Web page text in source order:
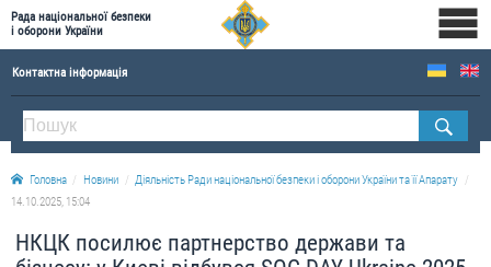
Рада національної безпеки
і оборони України
Контактна інформація
ПРО РНБОУ
Склад Ради національної безпеки і оборони України
Апарат Ради національної безпеки і оборони України
Історична довідка про діяльність Ради національної безпеки і оборони України
Головна Новини
Діяльність Ради національної безпеки і оборони України та її Апарату
14.10.2025, 15:04
НКЦК посилює партнерство держави та